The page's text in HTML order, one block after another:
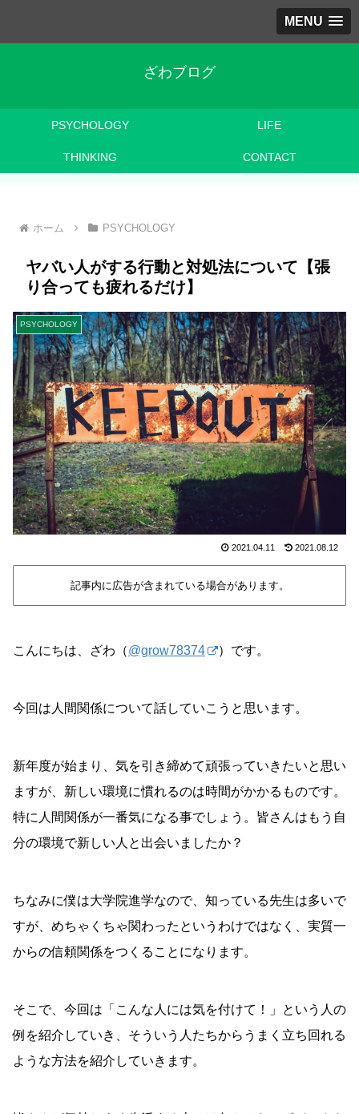
MENU
ざわブログ
PSYCHOLOGY LIFE
THINKING CONTACT
ホーム PSYCHOLOGY
ヤバい人がする行動と対処法について【張
り合っても疲れるだけ】
PSYCHOLOGY
2021.04.11 2021.08.12
記事内に広告が含まれている場合があります。
こんにちは、ざわ（@grow78374 ）です。
今回は人間関係について話していこうと思います。
新年度が始まり、気を引き締めて頑張っていきたいと思い
ますが、新しい環境に慣れるのは時間がかかるものです。
特に人間関係が一番気になる事でしょう。皆さんはもう自
分の環境で新しい人と出会いましたか？
ちなみに僕は大学院進学なので、知っている先生は多いで
すが、めちゃくちゃ関わったというわけではなく、実質一
からの信頼関係をつくることになります。
そこで、今回は「こんな人には気を付けて！」という人の
例を紹介していき、そういう人たちからうまく立ち回れる
ような方法を紹介していきます。